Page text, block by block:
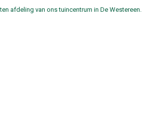
afdeling van ons tuincentrum in De Westereen.